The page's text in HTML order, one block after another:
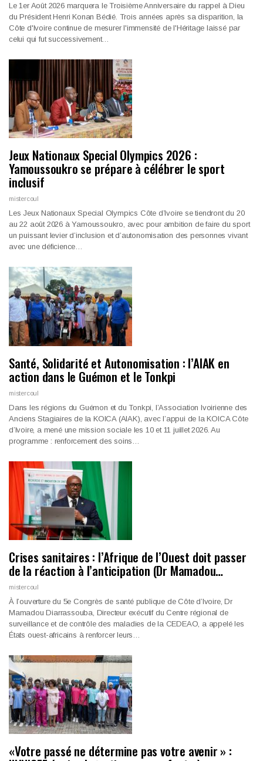
Le 1er Août 2026 marquera le Troisième Anniversaire du rappel à Dieu
du Président Henri Konan Bédié. Trois années après sa disparition, la
Côte d'Ivoire continue de mesurer l'immensité de l'Héritage laissé par
celui qui fut successivement…
Jeux Nationaux Special Olympics 2026 :
Yamoussoukro se prépare à célébrer le sport
inclusif
mistercoul
Les Jeux Nationaux Special Olympics Côte d’Ivoire se tiendront du 20
au 22 août 2026 à Yamoussoukro, avec pour ambition de faire du sport
un puissant levier d’inclusion et d’autonomisation des personnes vivant
avec une déficience…
Santé, Solidarité et Autonomisation : l’AIAK en
action dans le Guémon et le Tonkpi
mistercoul
Dans les régions du Guémon et du Tonkpi, l’Association Ivoirienne des
Anciens Stagiaires de la KOICA (AIAK), avec l’appui de la KOICA Côte
d’Ivoire, a mené une mission sociale les 10 et 11 juillet 2026. Au
programme : renforcement des soins…
Crises sanitaires : l’Afrique de l’Ouest doit passer
de la réaction à l’anticipation (Dr Mamadou…
mistercoul
À l’ouverture du 5e Congrès de santé publique de Côte d’Ivoire, Dr
Mamadou Diarrassouba, Directeur exécutif du Centre régional de
surveillance et de contrôle des maladies de la CEDEAO, a appelé les
États ouest-africains à renforcer leurs…
«Votre passé ne détermine pas votre avenir » :